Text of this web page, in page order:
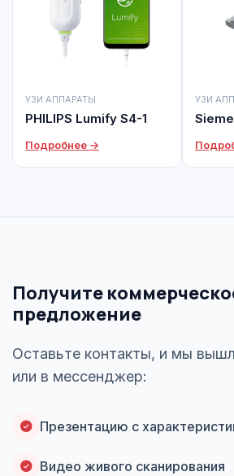
УЗИ АППАРАТЫ
PHILIPS Lumify S4-1
Подробнее →
УЗИ
Получите
предложение
Оставьте контакты, и мы
или в мессенджер:
Презентацию с
Видео живого сканирования